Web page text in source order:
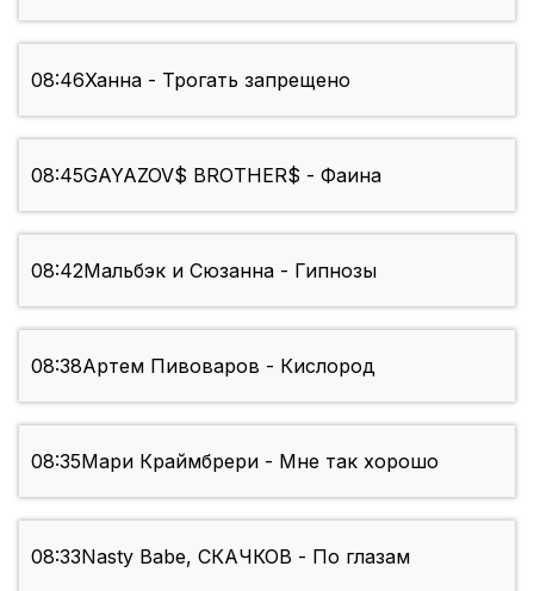
08:46Ханна - Трогать запрещено
08:45GAYAZOV$ BROTHER$ - Фаина
08:42Мальбэк и Сюзанна - Гипнозы
08:38Артем Пивоваров - Кислород
08:35Мари Краймбрери - Мне так хорошо
08:33Nasty Babe, СКАЧКОВ - По глазам